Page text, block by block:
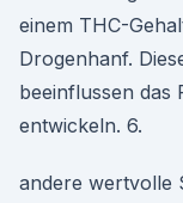
einem THC-
Drogenhanf.
beeinflussen das
entwickeln. 6.
andere wertvolle